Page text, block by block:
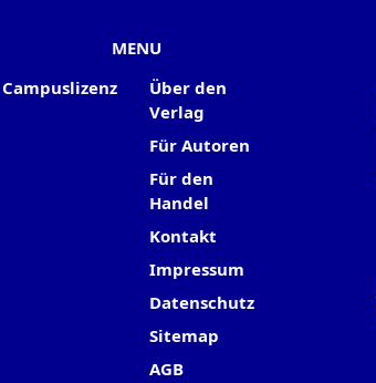
MENU
Campuslizenz
Über den
Verlag
Für Autoren
Für den
Handel
Kontakt
Impressum
Datenschutz
Sitemap
AGB